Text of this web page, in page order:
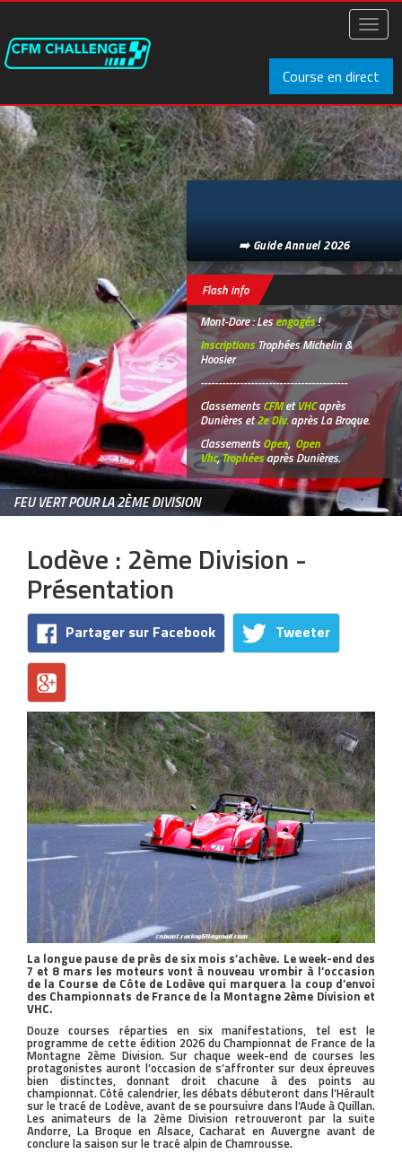
Aller
principal
Course en direct
➡️ Guide Annuel 2026
Flash info
Mont-Dore : Lesengagés!
InscriptionsTrophées Michelin &
Hoosier
-----------------------------------------
ClassementsCFMetVHCaprès
Dunières et2e Div.après La Broque.
ClassementsOpen, Open
Vhc,Trophéesaprès Dunières.
FEU VERT POUR LA 2ÈME DIVISION
Lodève : 2ème Division -
Présentation
Partager sur Facebook Tweeter
La longue pause de près de six mois s’achève. Le week-end des
7 et 8 mars les moteurs vont à nouveau vrombir à l’occasion
de la Course de Côte de Lodève qui marquera la coup d’envoi
des Championnats de France de la Montagne 2ème Division et
VHC.
Douze courses réparties en six manifestations, tel est le
programme de cette édition 2026 du Championnat de France de la
Montagne 2ème Division. Sur chaque week-end de courses les
protagonistes auront l’occasion de s’affronter sur deux épreuves
bien distinctes, donnant droit chacune à des points au
championnat. Côté calendrier, les débats débuteront dans l’Hérault
sur le tracé de Lodève, avant de se poursuivre dans l’Aude à Quillan.
Les animateurs de la 2ème Division retrouveront par la suite
Andorre, La Broque en Alsace, Cacharat en Auvergne avant de
conclure la saison sur le tracé alpin de Chamrousse.